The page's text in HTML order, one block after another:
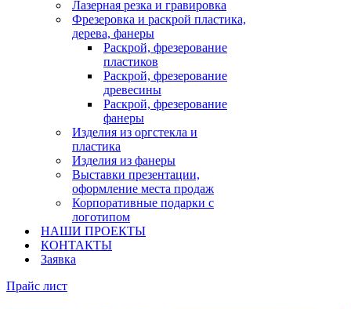
Лазерная резка и гравировка
Фрезеровка и раскрой пластика,
дерева, фанеры
Раскрой, фрезерование
пластиков
Раскрой, фрезерование
древесины
Раскрой, фрезерование
фанеры
Изделия из оргстекла и
пластика
Изделия из фанеры
Выставки презентации,
оформление места продаж
Корпоративные подарки с
логотипом
НАШИ ПРОЕКТЫ
КОНТАКТЫ
Заявка
Прайс лист